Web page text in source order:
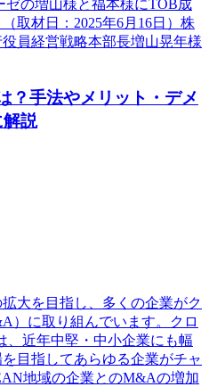
ゼの増山様と福本様にTOB成
取材日：2025年6月16日）株
員経営戦略本部長増山晃年様
？手法やメリット・デメ
解説
大を目指し、多くの企業がク
）に取り組んでいます。クロ
、近年中堅・中小企業にも幅
目指してあらゆる企業がチャ
地域の企業とのM&Aの増加